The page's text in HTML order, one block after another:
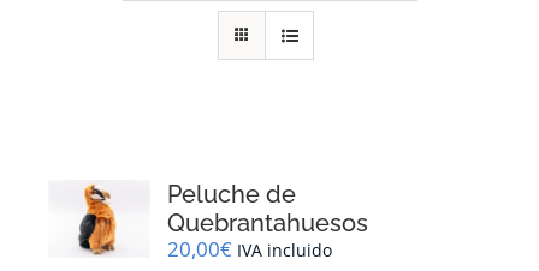
CONTACTO
CARRITO
Peluche de
Quebrantahuesos
20,00€ IVA incluido